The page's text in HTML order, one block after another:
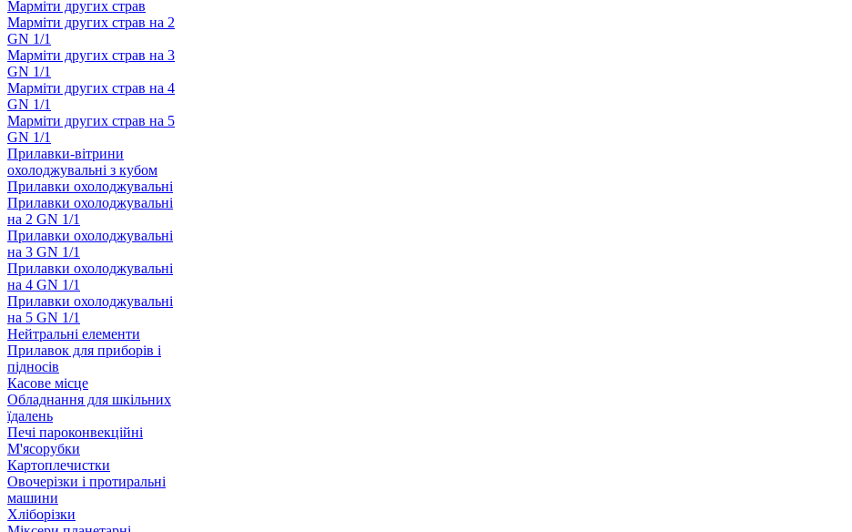
Марміти других страв
Марміти других страв на 2
GN 1/1
Марміти других страв на 3
GN 1/1
Марміти других страв на 4
GN 1/1
Марміти других страв на 5
GN 1/1
Прилавки-вітрини
охолоджувальні з кубом
Прилавки охолоджувальні
Прилавки охолоджувальні
на 2 GN 1/1
Прилавки охолоджувальні
на 3 GN 1/1
Прилавки охолоджувальні
на 4 GN 1/1
Прилавки охолоджувальні
на 5 GN 1/1
Нейтральні елементи
Прилавок для приборів і
підносів
Касове місце
Обладнання для шкільних
їдалень
Печі пароконвекційні
М'ясорубки
Картоплечистки
Овочерізки і протиральні
машини
Хліборізки